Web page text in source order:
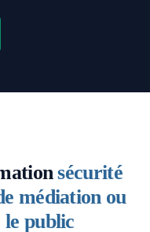
sécurité
médiation ou
le public